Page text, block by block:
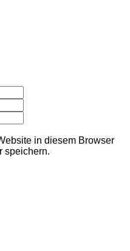
in diesem Browser
speichern.